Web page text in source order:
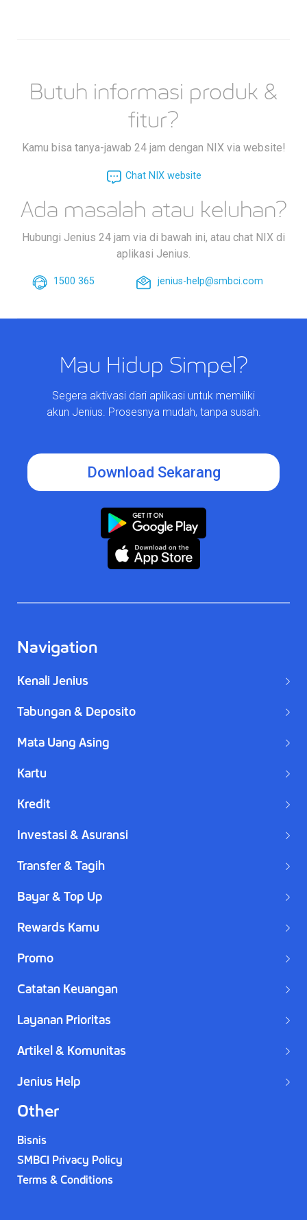
Butuh informasi produk &
fitur?
Kamu bisa tanya-jawab 24 jam dengan NIX via website!
Chat NIX website
Ada masalah atau keluhan?
Hubungi Jenius 24 jam via di bawah ini, atau chat NIX di
aplikasi Jenius.
1500 365 jenius-help@smbci.com
Mau Hidup Simpel?
Segera aktivasi dari aplikasi untuk memiliki
akun Jenius. Prosesnya mudah, tanpa susah.
Download Sekarang
Navigation
Kenali Jenius
Tabungan & Deposito
Mata Uang Asing
Kartu
Kredit
Investasi & Asuransi
Transfer & Tagih
Bayar & Top Up
Rewards Kamu
Promo
Catatan Keuangan
Layanan Prioritas
Artikel & Komunitas
Jenius Help
Other
Bisnis
SMBCI Privacy Policy
Terms & Conditions